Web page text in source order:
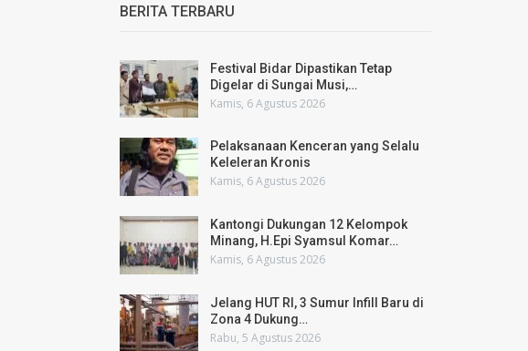
BERITA TERBARU
Festival Bidar Dipastikan Tetap
Digelar di Sungai Musi,…
Kamis, 6 Agustus 2026
Pelaksanaan Kenceran yang Selalu
Keleleran Kronis
Kamis, 6 Agustus 2026
Kantongi Dukungan 12 Kelompok
Minang, H.Epi Syamsul Komar…
Kamis, 6 Agustus 2026
Jelang HUT RI, 3 Sumur Infill Baru di
Zona 4 Dukung…
Rabu, 5 Agustus 2026